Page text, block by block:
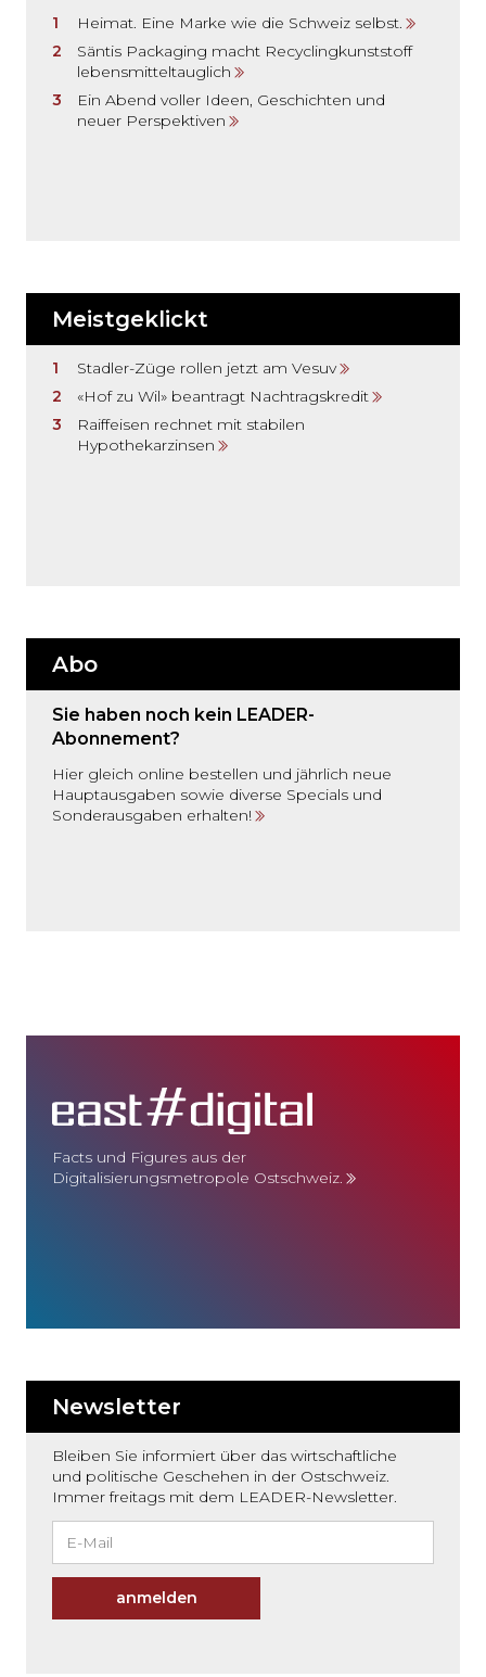
Heimat. Eine Marke wie die Schweiz selbst.
Säntis Packaging macht Recyclingkunststoff
lebensmitteltauglich
Ein Abend voller Ideen, Geschichten und
neuer Perspektiven
Meistgeklickt
Stadler-Züge rollen jetzt am Vesuv
«Hof zu Wil» beantragt Nachtragskredit
Raiffeisen rechnet mit stabilen
Hypothekarzinsen
Abo
Sie haben noch kein LEADER-
Abonnement?
Hier gleich online bestellen und jährlich neue
Hauptausgaben sowie diverse Specials und
Sonderausgaben erhalten!
Facts und Figures aus der
Digitalisierungsmetropole Ostschweiz.
Newsletter
Bleiben Sie informiert über das wirtschaftliche
und politische Geschehen in der Ostschweiz.
Immer freitags mit dem LEADER-Newsletter.
anmelden